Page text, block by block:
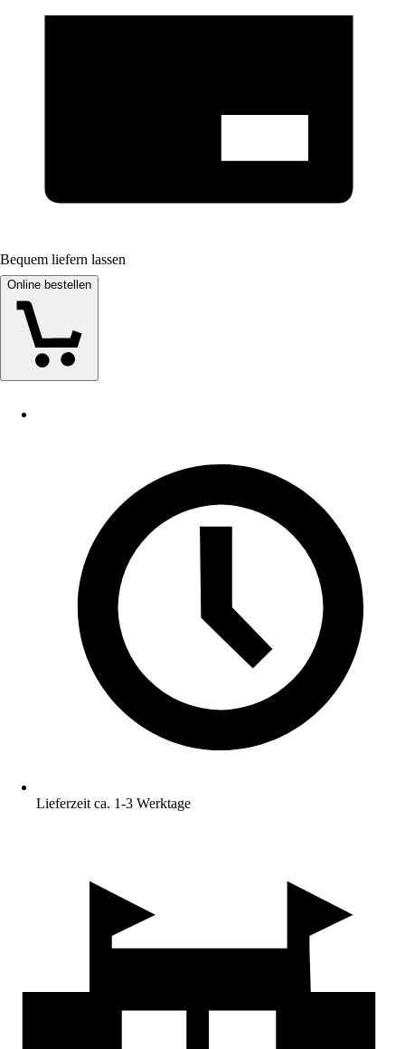
Bequem liefern lassen
Online bestellen
Lieferzeit ca. 1-3 Werktage